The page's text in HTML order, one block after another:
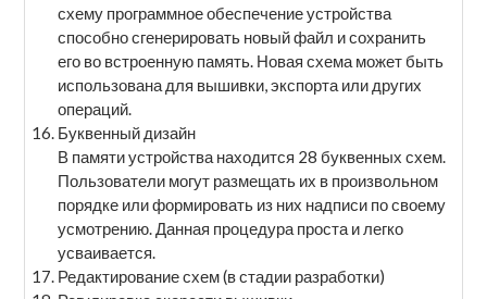
схему программное обеспечение устройства
способно сгенерировать новый файл и сохранить
его во встроенную память. Новая схема может быть
использована для вышивки, экспорта или других
операций.
Буквенный дизайн
В памяти устройства находится 28 буквенных схем.
Пользователи могут размещать их в произвольном
порядке или формировать из них надписи по своему
усмотрению. Данная процедура проста и легко
усваивается.
Редактирование схем (в стадии разработки)